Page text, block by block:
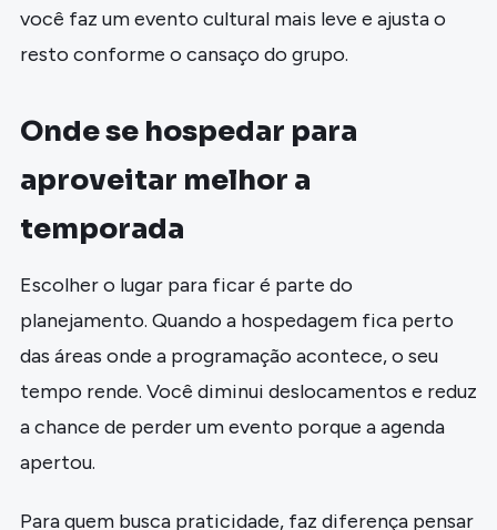
você faz um evento cultural mais leve e ajusta o
resto conforme o cansaço do grupo.
Onde se hospedar para
aproveitar melhor a
temporada
Escolher o lugar para ficar é parte do
planejamento. Quando a hospedagem fica perto
das áreas onde a programação acontece, o seu
tempo rende. Você diminui deslocamentos e reduz
a chance de perder um evento porque a agenda
apertou.
Para quem busca praticidade, faz diferença pensar